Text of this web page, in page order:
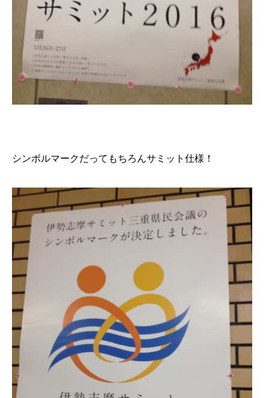
シンボルマークだってもちろんサミット仕様！